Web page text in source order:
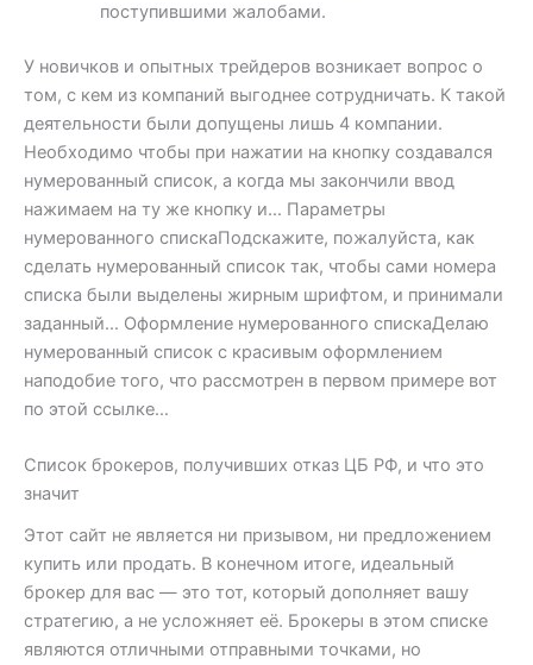
поступившими жалобами.
У новичков и опытных трейдеров возникает вопрос о
том, с кем из компаний выгоднее сотрудничать. К такой
деятельности были допущены лишь 4 компании.
Необходимо чтобы при нажатии на кнопку создавался
нумерованный список, а когда мы закончили ввод
нажимаем на ту же кнопку и… Параметры
нумерованного спискаПодскажите, пожалуйста, как
сделать нумерованный список так, чтобы сами номера
списка были выделены жирным шрифтом, и принимали
заданный… Оформление нумерованного спискаДелаю
нумерованный список c красивым оформлением
наподобие того, что рассмотрен в первом примере вот
по этой ссылке…
Список брокеров, получивших отказ ЦБ РФ, и что это
значит
Этот сайт не является ни призывом, ни предложением
купить или продать. В конечном итоге, идеальный
брокер для вас — это тот, который дополняет вашу
стратегию, а не усложняет её. Брокеры в этом списке
являются отличными отправными точками, но